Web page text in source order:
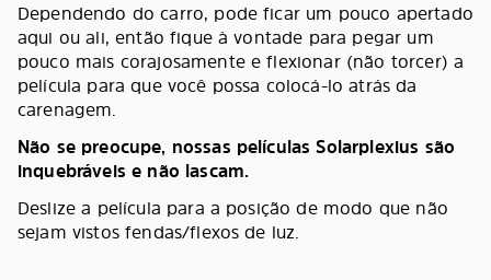
Dependendo do carro, pode ficar um pouco apertado
aqui ou ali, então fique à vontade para pegar um
pouco mais corajosamente e flexionar (não torcer) a
película para que você possa colocá-lo atrás da
carenagem.
Não se preocupe, nossas películas Solarplexius são
inquebráveis e não lascam.
Deslize a película para a posição de modo que não
sejam vistos fendas/flexos de luz.